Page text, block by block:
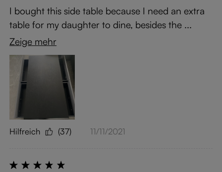
I bought this side table because I need an extra
table for my daughter to dine, besides the ...
Zeige mehr
Hilfreich (37) 11/11/2021